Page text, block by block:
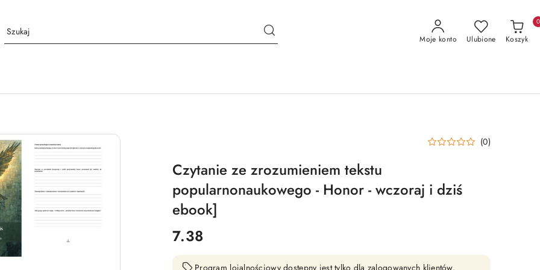
Moje konto Ulubione Koszyk
0
(0)
Czytanie ze zrozumieniem tekstu
popularnonaukowego - Honor - wczoraj i dziś
ebook]
cena:
7.38
Program lojalnościowy dostępny jest tylko dla zalogowanych klientów.